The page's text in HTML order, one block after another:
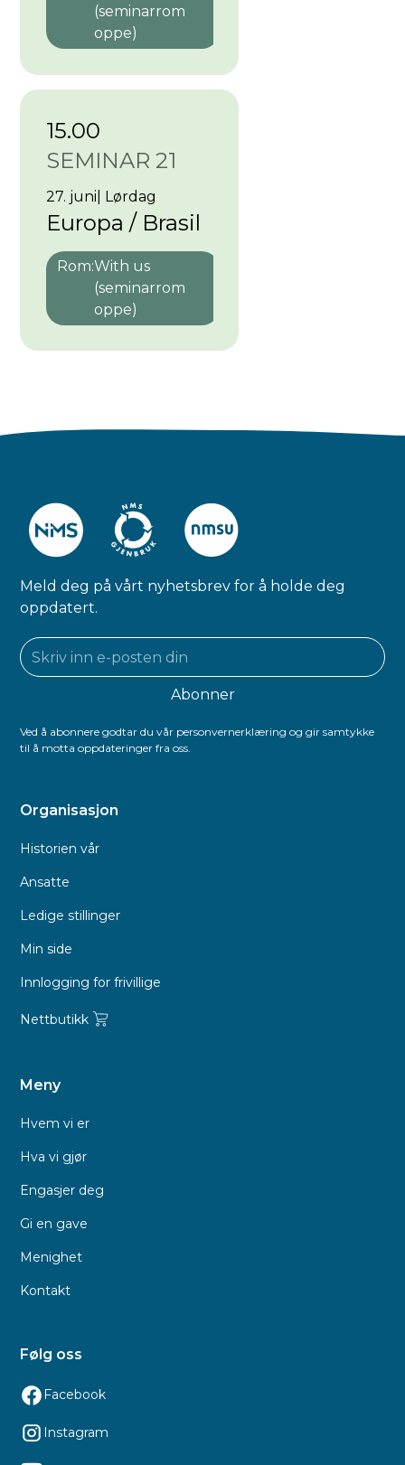
(seminarrom
oppe)
15.00
SEMINAR 21
27. juni Lørdag
Europa / Brasil
Rom:With us
(seminarrom
oppe)
Meld deg på vårt nyhetsbrev for å holde deg
oppdatert.
Ved å abonnere godtar du vår personvernerklæring og gir samtykke
til å motta oppdateringer fra oss.
Organisasjon
Historien vår
Ansatte
Ledige stillinger
Min side
Innlogging for frivillige
Nettbutikk
Meny
Hvem vi er
Hva vi gjør
Engasjer deg
Gi en gave
Menighet
Kontakt
Følg oss
Facebook
Instagram